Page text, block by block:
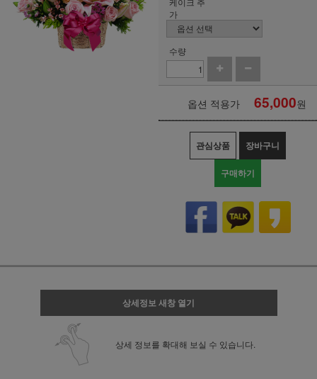
가
수량
옵션 적용가 65,000원
관심상품 장바구니
구매하기
상세정보 새창 열기
상세 정보를 확대해 보실 수 있습니다.